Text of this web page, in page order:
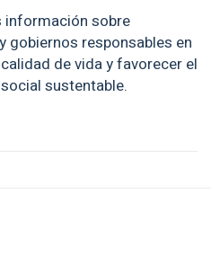
información sobre
gobiernos responsables en
de vida y favorecer el
sustentable.